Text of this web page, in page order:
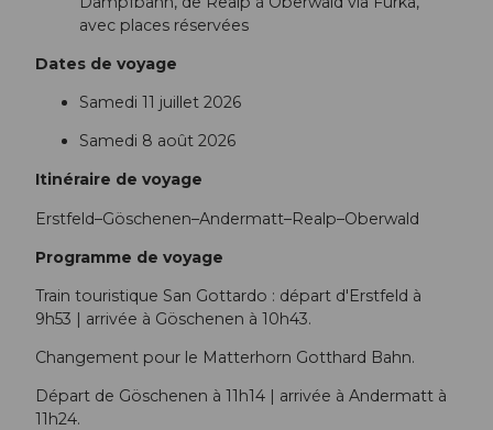
avec places réservées
Dates de voyage
Samedi 11 juillet 2026
Samedi 8 août 2026
Itinéraire de voyage
Erstfeld–Göschenen–Andermatt–Realp–Oberwald
Programme de voyage
Train touristique San Gottardo : départ d'Erstfeld à
9h53 | arrivée à Göschenen à 10h43.
Changement pour le Matterhorn Gotthard Bahn.
Départ de Göschenen à 11h14 | arrivée à Andermatt à
11h24.